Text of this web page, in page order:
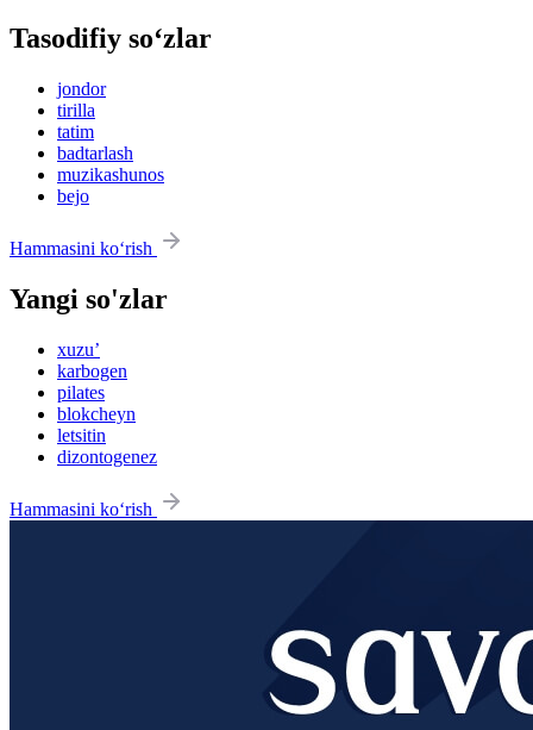
Tasodifiy so‘zlar
jondor
tirilla
tatim
badtarlash
muzikashunos
bejo
Hammasini ko‘rish
Yangi so'zlar
xuzu’
karbogen
pilates
blokcheyn
letsitin
dizontogenez
Hammasini ko‘rish